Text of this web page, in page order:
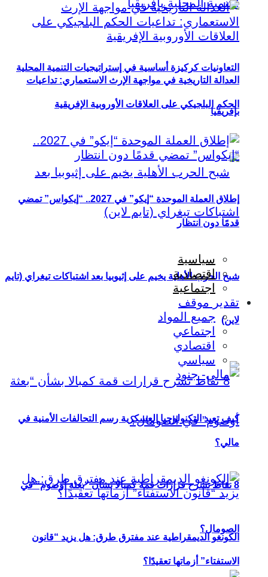
التعاونيات كركيزة أساسية في إستراتيجيات التنمية المحلية
بإفريقيا
شبح الحرب الأهلية يخيم على إثيوبيا بعد اشتباكات تيغراي (تايم
لاين)
8 نقاط تشرح قرارات قمة كمبالا بشأن “بعثة أوصوم” في
الصومال؟
العدالة التاريخية في مواجهة الإرث الاستعماري: تداعيات
الحكم البلجيكي على العلاقات الأوروبية الإفريقية
إطلاق العملة الموحدة “إيكو” في 2027.. “إيكواس” تمضي
قدمًا دون انتظار
سياسية
اقتصادية
اجتماعية
تقدير موقف
جميع المواد
اجتماعي
اقتصادي
سياسي
كيف تعيد التكنولوجيا العسكرية رسم التحالفات الأمنية في
مالي؟
الكونغو الديمقراطية عند مفترق طرق: هل يزيد “قانون
الاستفتاء” أزماتها تعقيدًا؟